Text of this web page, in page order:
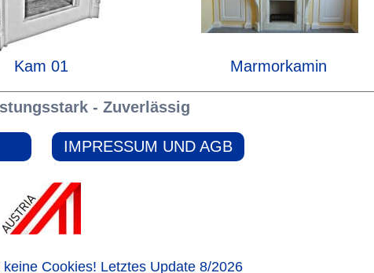
Kam 01 Marmorkamin
- Zuverlässig
IMPRESSUM UND AGB
Cookies! Letztes Update 8/2026